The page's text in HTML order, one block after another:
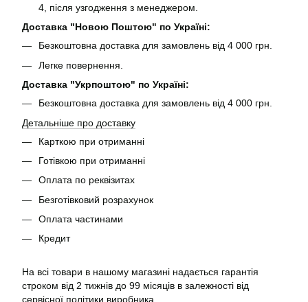
4, після узгодження з менеджером.
Доставка "Новою Поштою" по Україні:
Безкоштовна доставка для замовлень від 4 000 грн.
Легке повернення.
Доставка "Укрпоштою" по Україні:
Безкоштовна доставка для замовлень від 4 000 грн.
Детальніше про доставку
Карткою при отриманні
Готівкою при отриманні
Оплата по реквізитах
Безготівковий розрахунок
Оплата частинами
Кредит
На всі товари в нашому магазині надається гарантія
строком від 2 тижнів до 99 місяців в залежності від
сервісної політики виробника.